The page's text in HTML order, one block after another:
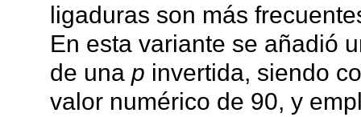
ligaduras son más
En esta variante se añadió
de una p invertida, siendo
valor numérico de 90, y